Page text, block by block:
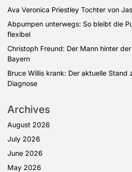
Ava Veronica Priestley Tochter von
Abpumpen unterwegs: So bleibt die
flexibel
Christoph Freund: Der Mann hinter
Bayern
Bruce Willis krank: Der aktuelle Stand
Diagnose
Archives
August 2026
July 2026
June 2026
May 2026